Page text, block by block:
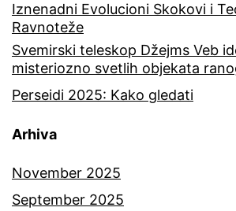
Iznenadni Evolucioni Skokovi i
Ravnoteže
Svemirski teleskop Džejms Veb
misteriozno svetlih objekata
Perseidi 2025: Kako gledati
Arhiva
November 2025
September 2025